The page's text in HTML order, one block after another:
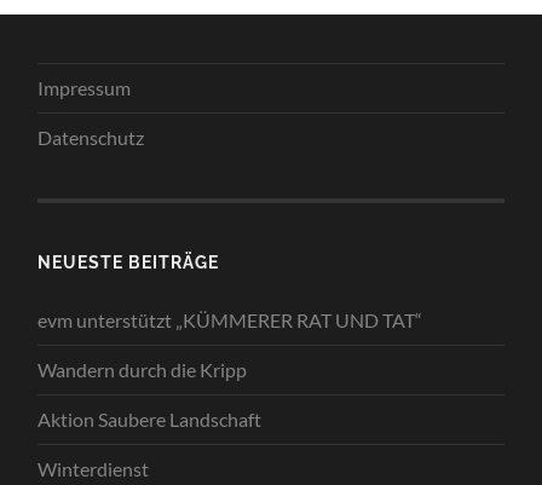
Impressum
Datenschutz
NEUESTE BEITRÄGE
evm unterstützt „KÜMMERER RAT UND TAT“
Wandern durch die Kripp
Aktion Saubere Landschaft
Winterdienst